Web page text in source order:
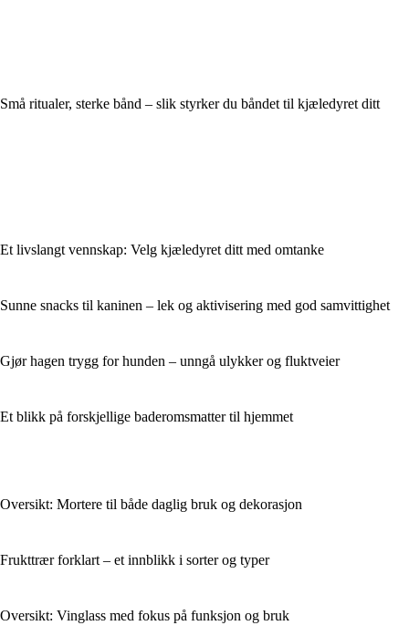
Små ritualer, sterke bånd – slik styrker du båndet til kjæledyret ditt
Et livslangt vennskap: Velg kjæledyret ditt med omtanke
Sunne snacks til kaninen – lek og aktivisering med god samvittighet
Gjør hagen trygg for hunden – unngå ulykker og fluktveier
Et blikk på forskjellige baderomsmatter til hjemmet
Oversikt: Mortere til både daglig bruk og dekorasjon
Frukttrær forklart – et innblikk i sorter og typer
Oversikt: Vinglass med fokus på funksjon og bruk